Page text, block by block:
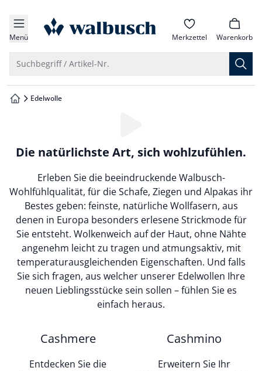
springen
springen
springen
springen
Menü zur Startseite Merkzettel Warenkorb
Suchbegriff / Artikel-Nr.
zur Startseite
Edelwolle
Die natürlichste Art, sich wohlzufühlen.
Erleben Sie die beeindruckende Walbusch-
Wohlfühlqualität, für die Schafe, Ziegen und Alpakas ihr
Bestes geben: feinste, natürliche Wollfasern, aus
denen in Europa besonders erlesene Strickmode für
Sie entsteht. Wolkenweich auf der Haut, ohne Nähte
angenehm leicht zu tragen und atmungsaktiv, mit
temperaturausgleichenden Eigenschaften. Und falls
Sie sich fragen, aus welcher unserer Edelwollen Ihre
neuen Lieblingsstücke sein sollen – fühlen Sie es
einfach heraus.
Cashmere
Entdecken Sie die
Cashmino
Erweitern Sie Ihr